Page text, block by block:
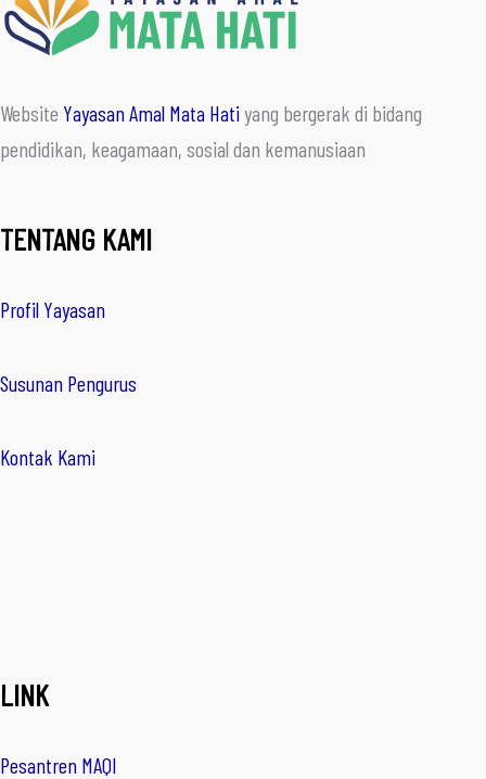
Website Yayasan Amal Mata Hatiyang bergerak di bidang
pendidikan, keagamaan, sosial dan kemanusiaan
TENTANG KAMI
Profil Yayasan
Susunan Pengurus
Kontak Kami
LINK
Pesantren MAQI